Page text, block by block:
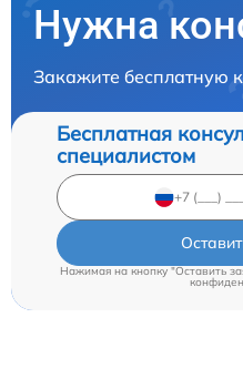
Нужна
Закажите бесплатную
Бесплатная
специалистом
Нажимая на кнопку "Оставить